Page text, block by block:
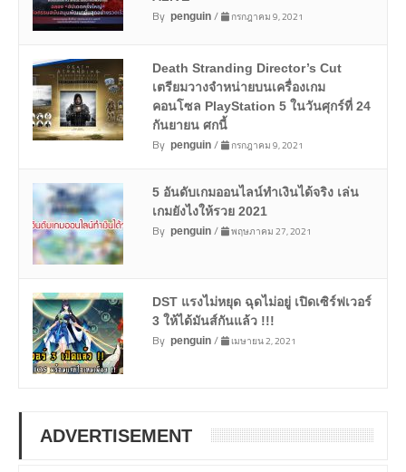
By penguin/ กรกฎาคม 9, 2021
Death Stranding Director’s Cut
เตรียมวางจำหน่ายบนเครื่องเกม
คอนโซล PlayStation 5 ในวันศุกร์ที่ 24
กันยายน ศกนี้
By penguin/ กรกฎาคม 9, 2021
5 อันดับเกมออนไลน์ทำเงินได้จริง เล่น
เกมยังไงให้รวย 2021
By penguin/ พฤษภาคม 27, 2021
DST แรงไม่หยุด ฉุดไม่อยู่ เปิดเซิร์ฟเวอร์
3 ให้ได้มันส์กันแล้ว !!!
By penguin/ เมษายน 2, 2021
ADVERTISEMENT